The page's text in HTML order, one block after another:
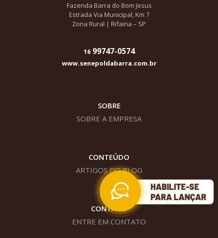
Fazenda Barra do Bom Jesus
Estrada Via Municipal, Km 7
Zona Rural | Rifaina – SP
1699747-0574
www.senepoldabarra.com.br
SOBRE
SOBRE A EMPRESA
CONTEÚDO
ARTIGOS DO BLOG
CONTATO
ENTRE EM CONTATO